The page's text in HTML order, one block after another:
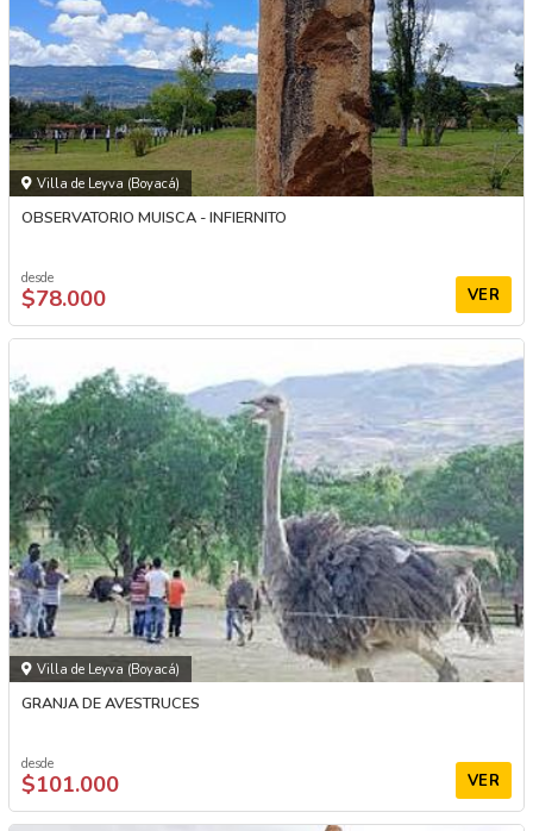
Villa de Leyva (Boyacá)
OBSERVATORIO MUISCA - INFIERNITO
desde
$78.000 VER
Villa de Leyva (Boyacá)
GRANJA DE AVESTRUCES
desde
$101.000 VER